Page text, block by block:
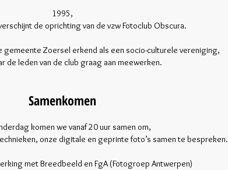
1995,
de oprichting van de vzw Fotoclub Obscura.
gemeente Zoersel erkend als een socio-culturele vereniging,
de leden van de club graag aan meewerken.
Samenkomen
komen we vanaf 20 uur samen om,
onze digitale en geprinte foto’s samen te bespreken.
met Breedbeeld en FgA (Fotogroep Antwerpen)